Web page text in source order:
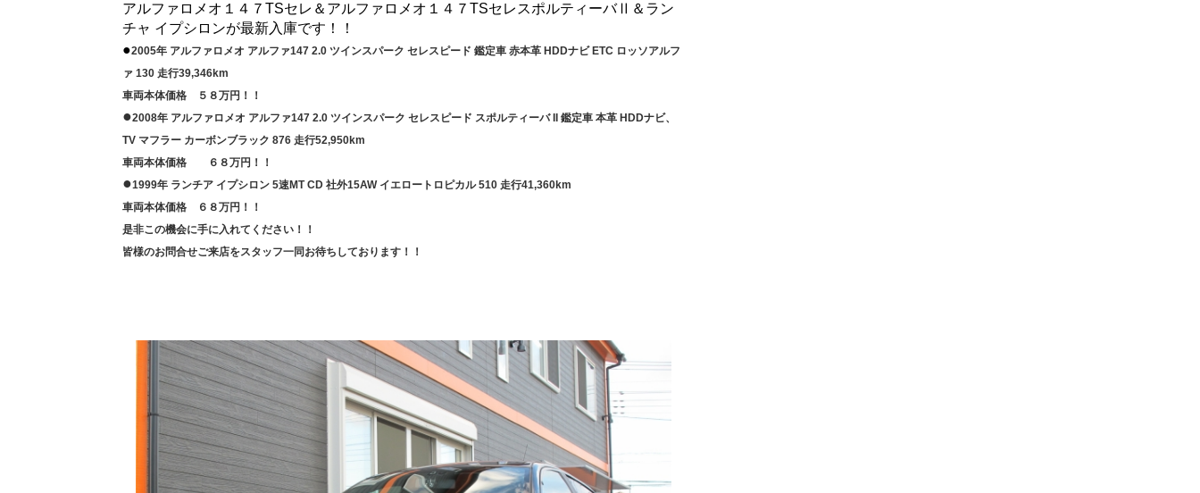
アルファロメオ１４７TSセレ＆アルファロメオ１４７TSセレスポルティーバⅡ＆ラン
チャ イプシロンが最新入庫です！！
●2005年 アルファロメオ アルファ147 2.0 ツインスパーク セレスピード 鑑定車 赤本革 HDDナビ ETC ロッソアルフ
ァ 130 走行39,346km
車両本体価格 ５８万円！！
●2008年 アルファロメオ アルファ147 2.0 ツインスパーク セレスピード スポルティーバ II 鑑定車 本革 HDDナビ、
TV マフラー カーボンブラック 876 走行52,950km
車両本体価格 ６８万円！！
●1999年 ランチア イプシロン 5速MT CD 社外15AW イエロートロピカル 510 走行41,360km
車両本体価格 ６８万円！！
是非この機会に手に入れてください！！
皆様のお問合せご来店をスタッフ一同お待ちしております！！